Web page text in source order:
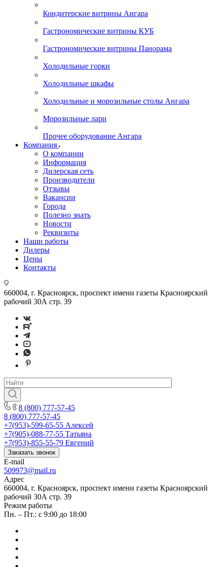
Кондитерские витрины Ангара
Гастрономические витрины КУБ
Гастрономические витрины Панорама
Холодильные горки
Холодильные шкафы
Холодильные и морозильные столы Ангара
Морозильные лари
Прочее оборудование Ангара
Компания
О компании
Информация
Дилерская сеть
Производители
Отзывы
Вакансии
Города
Полезно знать
Новости
Реквизиты
Наши работы
Дилеры
Цены
Контакты
660004, г. Красноярск, проспект имени газеты Красноярский
рабочий 30А стр. 39
8 (800) 777-57-45
8 (800) 777-57-45
+7(953)-599-65-55 Алексей
+7(905)-088-77-55 Татьяна
+7(953)-855-55-79 Евгений
Заказать звонок
E-mail
509973@mail.ru
Адрес
660004, г. Красноярск, проспект имени газеты Красноярский
рабочий 30А стр. 39
Режим работы
Пн. – Пт.: с 9:00 до 18:00